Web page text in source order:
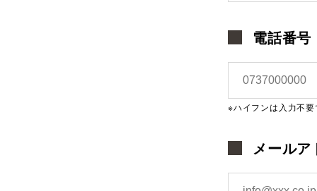
電話番号
※ハイフンは入力不
メールア